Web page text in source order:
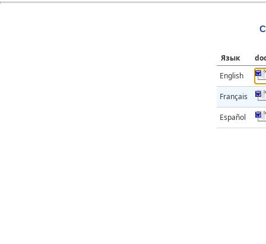
Язык
English
Français
Español